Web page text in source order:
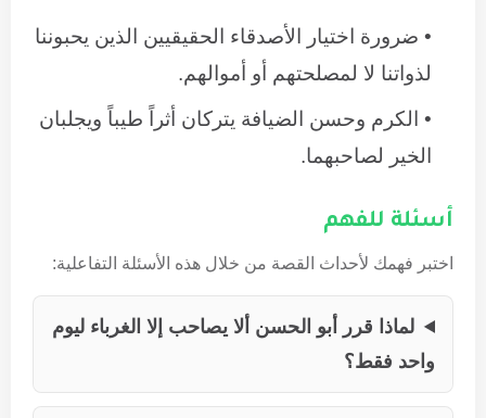
ضرورة اختيار الأصدقاء الحقيقيين الذين يحبوننا
لذواتنا لا لمصلحتهم أو أموالهم.
الكرم وحسن الضيافة يتركان أثراً طيباً ويجلبان
الخير لصاحبهما.
أسئلة للفهم
اختبر فهمك لأحداث القصة من خلال هذه الأسئلة التفاعلية:
لماذا قرر أبو الحسن ألا يصاحب إلا الغرباء ليوم
واحد فقط؟